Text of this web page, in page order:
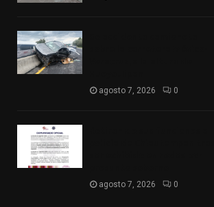
agosto 7, 2026 0
agosto 7, 2026 0